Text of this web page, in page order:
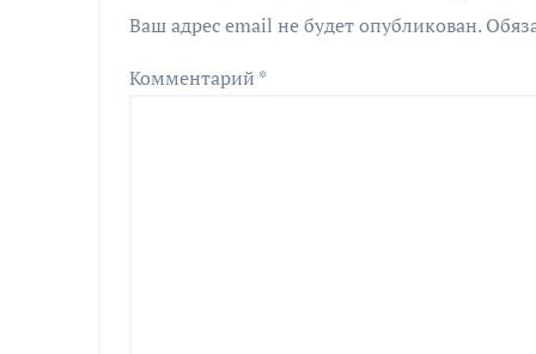
Ваш адрес email не будет опубликован.
Комментарий *